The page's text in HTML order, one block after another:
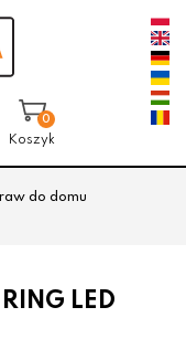
0
Koszyk
do domu
LED